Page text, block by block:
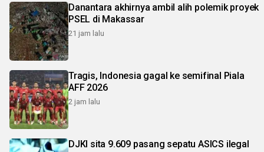
Danantara akhirnya ambil alih polemik proyek
PSEL di Makassar
21 jam lalu
Tragis, Indonesia gagal ke semifinal Piala
AFF 2026
2 jam lalu
DJKI sita 9.609 pasang sepatu ASICS ilegal